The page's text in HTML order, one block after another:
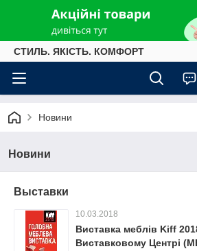
СТИЛЬ. ЯКІСТЬ. КОМФОРТ
Новини
Новини
Выставки
10.03.2018
Виставка меблів Kiff
Виставковому Центрі